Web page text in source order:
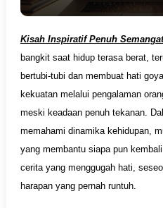
Kisah Inspiratif Penuh Semangat
bangkit saat hidup terasa berat,
bertubi-tubi dan membuat hati
kekuatan melalui pengalaman
meski keadaan penuh tekanan.
memahami dinamika kehidupan,
yang membantu siapa pun
cerita yang menggugah hati,
harapan yang pernah runtuh.